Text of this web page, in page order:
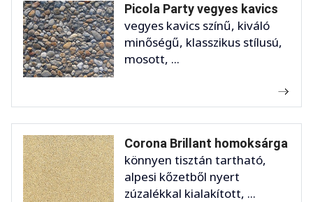
Picola Party vegyes kavics
vegyes kavics színű, kiváló
minőségű, klasszikus stílusú,
mosott, ...
Corona Brillant homoksárga
könnyen tisztán tartható,
alpesi kőzetből nyert
zúzalékkal kialakított, ...